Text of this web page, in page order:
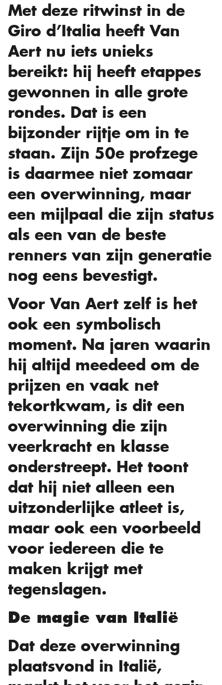
Met deze ritwinst in de
Giro d’Italia heeft Van
Aert nu iets unieks
bereikt: hij heeft etappes
gewonnen in alle grote
rondes. Dat is een
bijzonder rijtje om in te
staan. Zijn 50e profzege
is daarmee niet zomaar
een overwinning, maar
een mijlpaal die zijn status
als een van de beste
renners van zijn generatie
nog eens bevestigt.
Voor Van Aert zelf is het
ook een symbolisch
moment. Na jaren waarin
hij altijd meedeed om de
prijzen en vaak net
tekortkwam, is dit een
overwinning die zijn
veerkracht en klasse
onderstreept. Het toont
dat hij niet alleen een
uitzonderlijke atleet is,
maar ook een voorbeeld
voor iedereen die te
maken krijgt met
tegenslagen.
De magie van Italië
Dat deze overwinning
plaatsvond in Italië,